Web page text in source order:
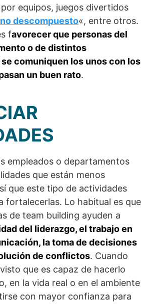
equipos, juegos divertidos
descompuesto«, entre otros.
favorecer que personas del
o de distintos
comuniquen los unos con los
un buen rato.
empleados o departamentos
que están menos
que este tipo de actividades
fortalecerlas. Lo habitual es que
de team building ayuden a
del liderazgo, el trabajo en
la toma de decisiones
de conflictos. Cuando
que es capaz de hacerlo
en la vida real o en el ambiente
con mayor confianza para